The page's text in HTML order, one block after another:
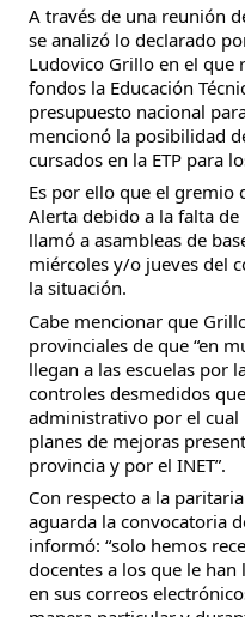
A través de una reunión
se analizó lo declarado
Ludovico Grillo en el que
fondos la Educación
presupuesto nacional
mencionó la posibilidad
cursados en la ETP para
Es por ello que el gremio
Alerta debido a la falta de
llamó a asambleas de
miércoles y/o jueves del
la situación.
Cabe mencionar que
provinciales de que “en
llegan a las escuelas por
controles desmedidos
administrativo por el cual
planes de mejoras
provincia y por el INET”.
Con respecto a la
aguarda la convocatoria
informó: “solo hemos
docentes a los que le
en sus correos